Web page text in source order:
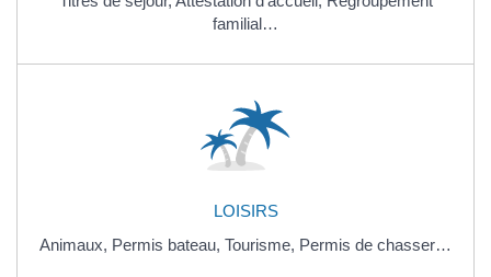
familial…
LOISIRS
Animaux, Permis bateau, Tourisme, Permis de chasser…